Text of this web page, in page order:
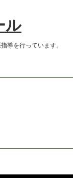
ル
導を行っています。